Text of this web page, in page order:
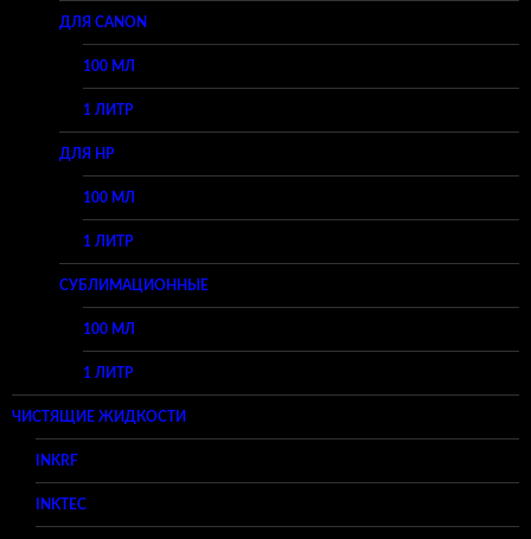
ДЛЯ CANON
100 МЛ
1 ЛИТР
ДЛЯ HP
100 МЛ
1 ЛИТР
СУБЛИМАЦИОННЫЕ
100 МЛ
1 ЛИТР
ЧИСТЯЩИЕ ЖИДКОСТИ
INKRF
INKTEC